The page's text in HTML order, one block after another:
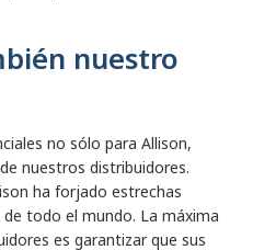
nuestro
no sólo para Allison,
nuestros distribuidores.
ha forjado estrechas
todo el mundo. La máxima
es garantizar que sus